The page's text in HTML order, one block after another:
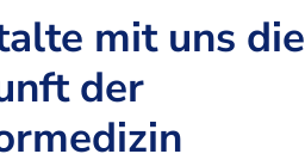
mit uns die
der